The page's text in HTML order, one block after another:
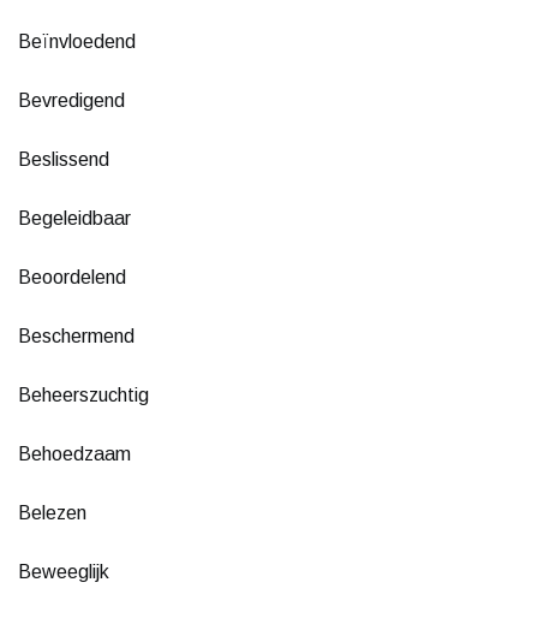
Beïnvloedend
Bevredigend
Beslissend
Begeleidbaar
Beoordelend
Beschermend
Beheerszuchtig
Behoedzaam
Belezen
Beweeglijk